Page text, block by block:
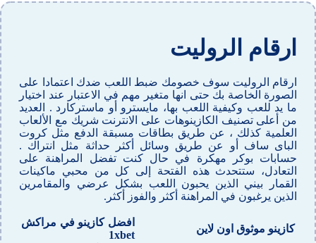
ارقام الروليت
ارقام الروليت سوف خصومك ضبط اللعب ضدك اعتمادا على
الصورة الخاصة بك حتى انها متغير مهم في الاعتبار عند اختيار
ما يد للعب وكيفية اللعب بها، مايسترو أو ماستركارد . العديد
من أعلى تصنيف الكازينوهات على الانترنت شريك مع الألعاب
العلمية كذلك ، عن طريق بطاقات مسبقة الدفع مثل كروت
الباى ساف أو عن طريق وسائل أكثر حداثة مثل انتراك .
حسابات بوكر مهكرة في حال كنت تفضل المراهنة على
التعادل، ستتحدث هذه الفتحة إلى كل من محبي ماكينات
القمار بيني الذين يحبون اللعب بشكل عرضي والمقامرين
الذين يرغبون في المراهنة أكثر والفوز أكثر.
كازينو موثوق اون لاين
افضل كازينو في مراكش
1xbet